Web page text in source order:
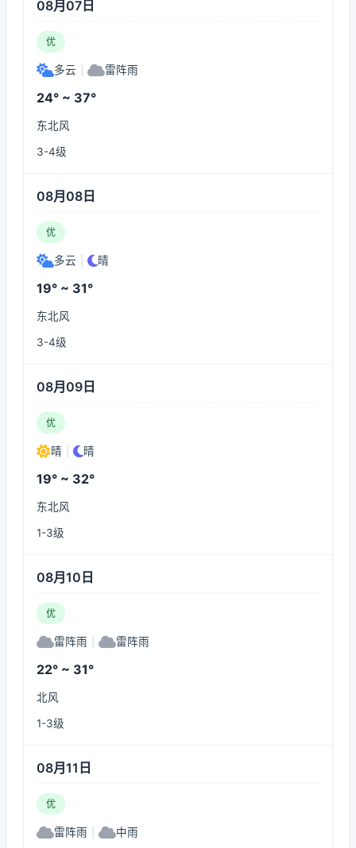
08月07日
优
多云 雷阵雨
24° ~ 37°
东北风
3-4级
08月08日
优
多云 晴
19° ~ 31°
东北风
3-4级
08月09日
优
晴 晴
19° ~ 32°
东北风
1-3级
08月10日
优
雷阵雨 雷阵雨
22° ~ 31°
北风
1-3级
08月11日
优
雷阵雨 中雨